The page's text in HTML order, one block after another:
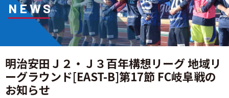
NEWS
明治安田Ｊ２・Ｊ３百年構想リーグ 地域リ
ーグラウンド[EAST-B]第17節 FC岐阜戦の
お知らせ